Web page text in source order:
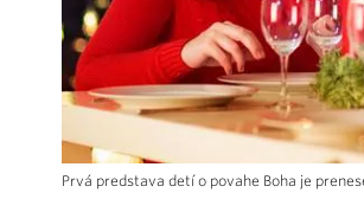
Prvá predstava detí o povahe Boha je